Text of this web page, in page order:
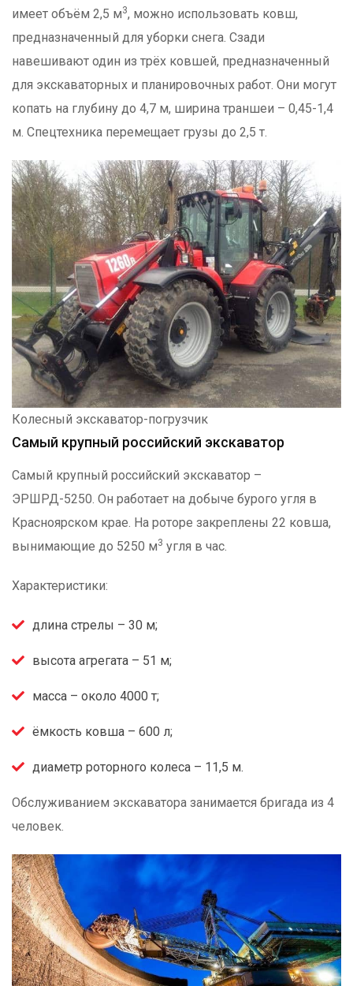
имеет объём 2,5 м3, можно использовать ковш,
предназначенный для уборки снега. Сзади
навешивают один из трёх ковшей, предназначенный
для экскаваторных и планировочных работ. Они могут
копать на глубину до 4,7 м, ширина траншеи – 0,45-1,4
м. Спецтехника перемещает грузы до 2,5 т.
Колесный экскаватор-погрузчик
Самый крупный российский экскаватор
Самый крупный российский экскаватор –
ЭРШРД-5250. Он работает на добыче бурого угля в
Красноярском крае. На роторе закреплены 22 ковша,
вынимающие до 5250 м3 угля в час.
Характеристики:
длина стрелы – 30 м;
высота агрегата – 51 м;
масса – около 4000 т;
ёмкость ковша – 600 л;
диаметр роторного колеса – 11,5 м.
Обслуживанием экскаватора занимается бригада из 4
человек.